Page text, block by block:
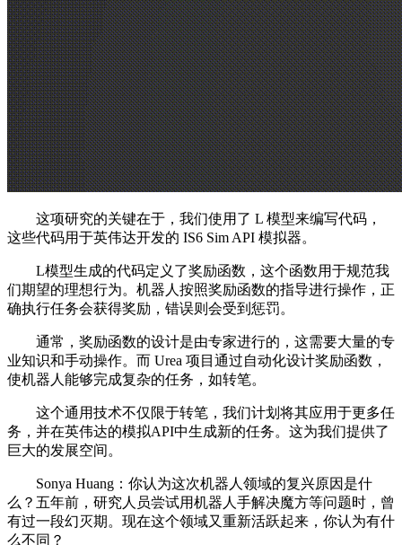
这项研究的关键在于，我们使用了 L 模型来编写代码，
这些代码用于英伟达开发的 IS6 Sim API 模拟器。
L模型生成的代码定义了奖励函数，这个函数用于规范我
们期望的理想行为。机器人按照奖励函数的指导进行操作，正
确执行任务会获得奖励，错误则会受到惩罚。
通常，奖励函数的设计是由专家进行的，这需要大量的专
业知识和手动操作。而 Urea 项目通过自动化设计奖励函数，
使机器人能够完成复杂的任务，如转笔。
这个通用技术不仅限于转笔，我们计划将其应用于更多任
务，并在英伟达的模拟API中生成新的任务。这为我们提供了
巨大的发展空间。
Sonya Huang：你认为这次机器人领域的复兴原因是什
么？五年前，研究人员尝试用机器人手解决魔方等问题时，曾
有过一段幻灭期。现在这个领域又重新活跃起来，你认为有什
么不同？